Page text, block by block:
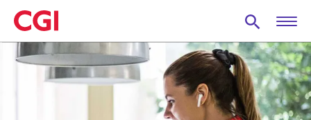
Skip
to
main
content